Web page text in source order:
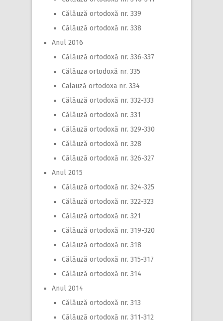
Călăuză ortodoxă nr. 339
Călăuză ortodoxă nr. 338
Anul 2016
Călăuză ortodoxă nr. 336-337
Călăuza ortodoxă nr. 335
Calauză ortodoxa nr. 334
Călăuză ortodoxă nr. 332-333
Călăuză ortodoxă nr. 331
Călăuză ortodoxă nr. 329-330
Călăuză ortodoxă nr. 328
Călăuză ortodoxă nr. 326-327
Anul 2015
Călăuză ortodoxă nr. 324-325
Călăuză ortodoxă nr. 322-323
Călăuză ortodoxă nr. 321
Călăuză ortodoxă nr. 319-320
Călăuză ortodoxă nr. 318
Călăuză ortodoxă nr. 315-317
Călăuză ortodoxă nr. 314
Anul 2014
Călăuză ortodoxă nr. 313
Călăuză ortodoxă nr. 311-312